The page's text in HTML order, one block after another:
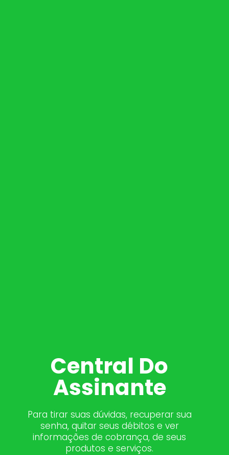
Central Do
Assinante
Para tirar suas dúvidas, recuperar sua
senha, quitar seus débitos e ver
informações de cobrança, de seus
produtos e serviços.